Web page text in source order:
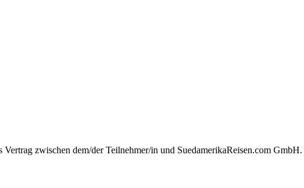
zwischen dem/der Teilnehmer/in und SuedamerikaReisen.com